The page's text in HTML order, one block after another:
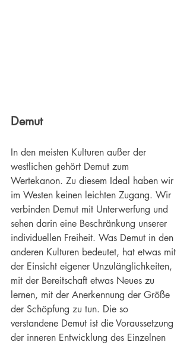
Demut
In den meisten Kulturen außer der
westlichen gehört Demut zum
Wertekanon. Zu diesem Ideal haben wir
im Westen keinen leichten Zugang. Wir
verbinden Demut mit Unterwerfung und
sehen darin eine Beschränkung unserer
individuellen Freiheit. Was Demut in den
anderen Kulturen bedeutet, hat etwas mit
der Einsicht eigener Unzulänglichkeiten,
mit der Bereitschaft etwas Neues zu
lernen, mit der Anerkennung der Größe
der Schöpfung zu tun. Die so
verstandene Demut ist die Voraussetzung
der inneren Entwicklung des Einzelnen